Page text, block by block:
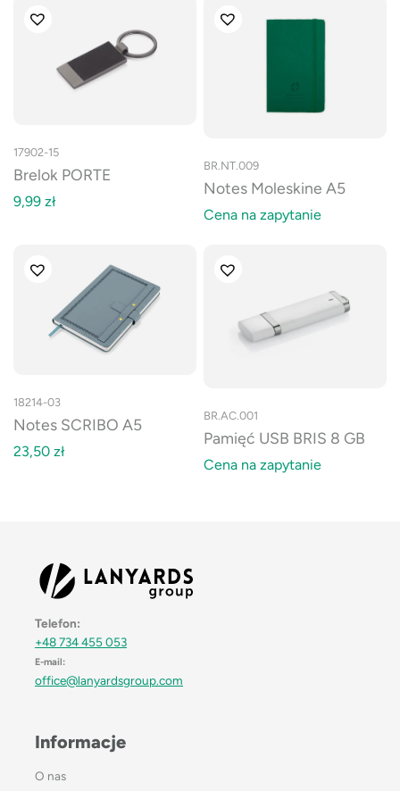
17902-15
Brelok PORTE
9,99 zł
BR.NT.009
Notes Moleskine A5
Cena na zapytanie
18214-03
Notes SCRIBO A5
23,50 zł
BR.AC.001
Pamięć USB BRIS 8 GB
Cena na zapytanie
Telefon:
+48 734 455 053
E-mail:
office@lanyardsgroup.com
Informacje
O nas